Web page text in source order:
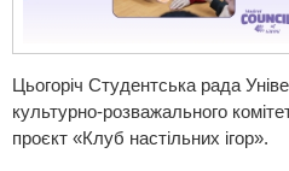
Цьогоріч Cтудентська рада
культурно-розважального
проєкт «Клуб настільних ігор».